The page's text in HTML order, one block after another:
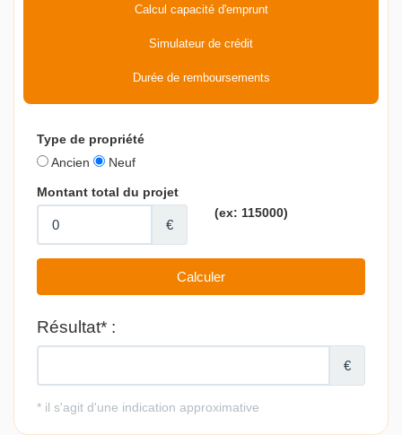
Calcul capacité d'emprunt
Simulateur de crédit
Durée de remboursements